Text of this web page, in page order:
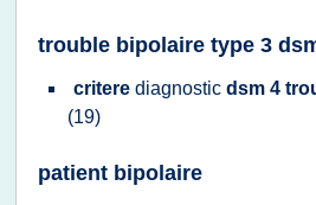
trouble bipolaire type 3
critere diagnostic dsm 4
(19)
patient bipolaire